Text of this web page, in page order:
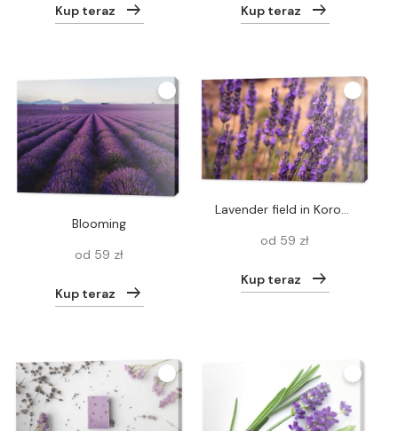
Kup teraz Kup teraz
blooming
od 59 zł
Kup teraz
Lavender field in Koroshegy, Hungary in summer time with Lake Balaton in the background
od 59 zł
Kup teraz